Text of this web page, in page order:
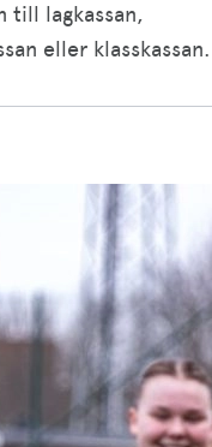
till lagkassan,
eller klasskassan.